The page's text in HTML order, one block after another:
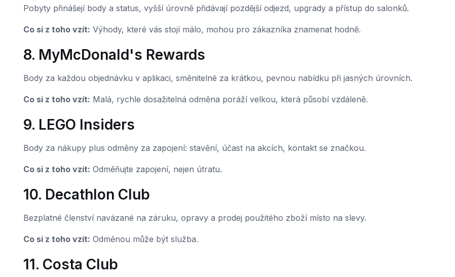
Pobyty přinášejí body a status, vyšší úrovně přidávají pozdější odjezd, upgrady a přístup do salonků.
Co si z toho vzít: Výhody, které vás stojí málo, mohou pro zákazníka znamenat hodně.
8. MyMcDonald's Rewards
Body za každou objednávku v aplikaci, směnitelné za krátkou, pevnou nabídku při jasných úrovních.
Co si z toho vzít: Malá, rychle dosažitelná odměna poráží velkou, která působí vzdáleně.
9. LEGO Insiders
Body za nákupy plus odměny za zapojení: stavění, účast na akcích, kontakt se značkou.
Co si z toho vzít: Odměňujte zapojení, nejen útratu.
10. Decathlon Club
Bezplatné členství navázané na záruku, opravy a prodej použitého zboží místo na slevy.
Co si z toho vzít: Odměnou může být služba.
11. Costa Club